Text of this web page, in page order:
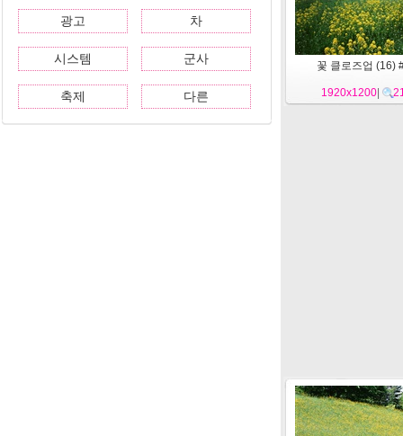
광고 차
시스템 군사
축제 다른
꽃 클로즈업 (16)
1920x1200